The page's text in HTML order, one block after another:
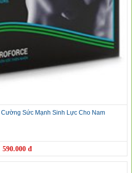
Sức Mạnh Sinh Lực Cho Nam
590.000 đ